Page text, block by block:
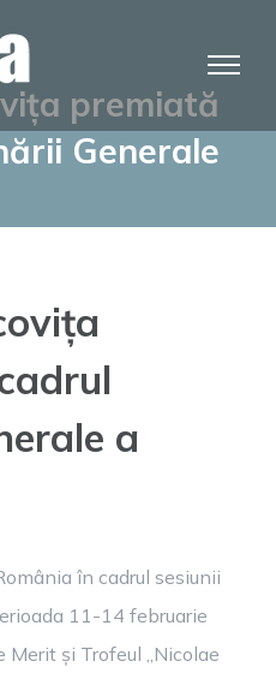
premiată
Generale
a
în cadrul sesiunii
11-14 februarie
Merit și Trofeul „Nicolae